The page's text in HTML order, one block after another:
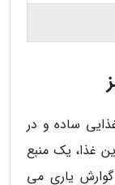
ساده و در
غذا، یک منبع
یاری می